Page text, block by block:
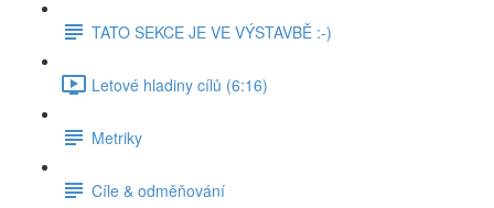
TATO SEKCE JE VE VÝSTAVBĚ :-)
Letové hladiny cílů (6:16)
Metriky
Cíle & odměňování